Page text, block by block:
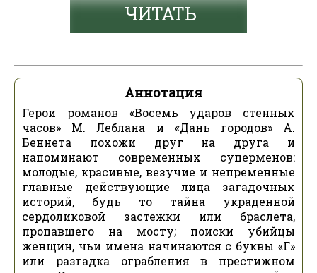
ЧИТАТЬ
Аннотация
Герои романов «Восемь ударов стенных
часов» М. Леблана и «Дань городов» А.
Беннета похожи друг на друга и
напоминают современных суперменов:
молодые, красивые, везучие и непременные
главные действующие лица загадочных
историй, будь то тайна украденной
сердоликовой застежки или браслета,
пропавшего на мосту; поиски убийцы
женщин, чьи имена начинаются с буквы «Г»
или разгадка ограбления в престижном